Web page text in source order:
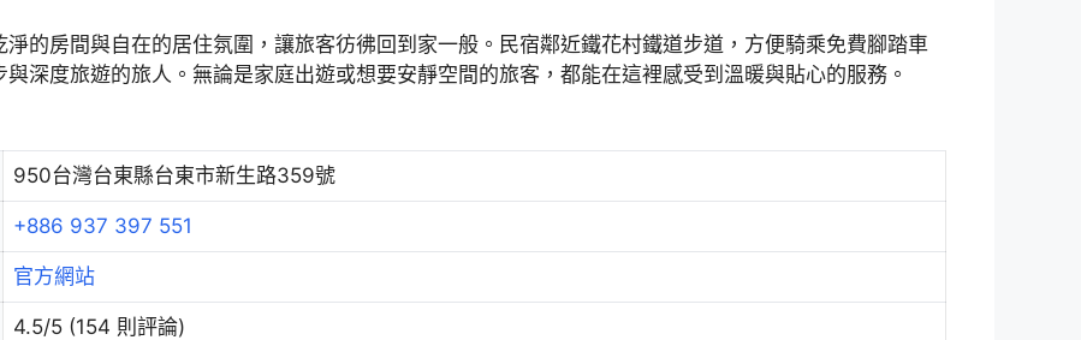
的房間與自在的居住氛圍，讓旅客彷彿回到家一般。民宿鄰近鐵花村鐵道步道，方便騎乘免費腳踏車
深度旅遊的旅人。無論是家庭出遊或想要安靜空間的旅客，都能在這裡感受到溫暖與貼心的服務。
950台灣台東縣台東市新生路359號
+886 937 397 551
官方網站
4.5/5 (154 則評論)